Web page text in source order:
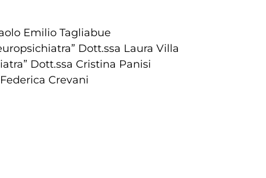
Emilio Tagliabue
Dott.ssa Laura Villa
Dott.ssa Cristina Panisi
Crevani